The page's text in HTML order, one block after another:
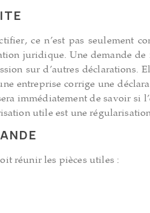
ce n’est pas seulement
juridique. Une demande
sur d’autres déclarations.
entreprise corrige une
immédiatement de savoir si
utile est une
réunir les pièces utiles :